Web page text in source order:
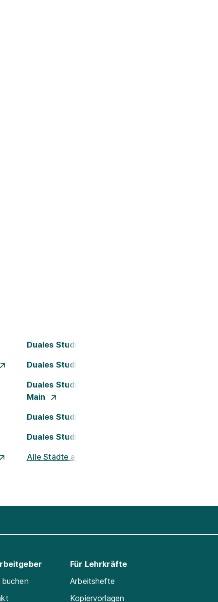
Duales Studium Bielefeld
Duales Studium Dortmund
Duales Studium Frankfurt am
Main
Duales Studium Köln
Duales Studium Nürnberg
Alle Städte ansehen
Für Lehrkräfte
Arbeitshefte
Kopiervorlagen